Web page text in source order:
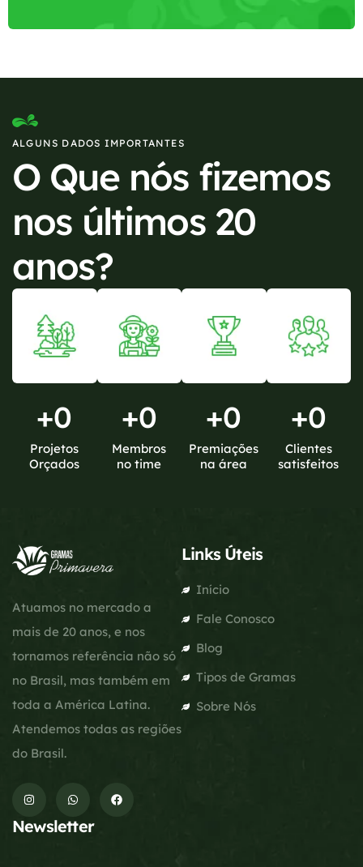
ALGUNS DADOS IMPORTANTES
O Que nós fizemos
nos últimos 20
anos?
+0
Projetos
Orçados
+0
Membros
no time
+0
Premiações
na área
+0
Clientes
satisfeitos
Atuamos no mercado a
mais de 20 anos, e nos
tornamos referência não só
no Brasil, mas também em
toda a América Latina.
Atendemos todas as regiões
do Brasil.
Links Úteis
Início
Fale Conosco
Blog
Tipos de Gramas
Sobre Nós
Newsletter